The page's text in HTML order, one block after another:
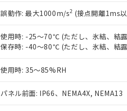
誤動作: 最大1000m/s2 (接点開離1ms
使用時: -25～70℃ (ただし、氷結、結
保存時: -40～80℃ (ただし、氷結、結
使用時: 35～85%RH
パネル前面: IP66、NEMA4X, NEMA13
り割愛しております。